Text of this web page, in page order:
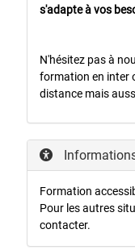
s'adapte à vos
N'hésitez pas à
formation en inter
distance mais
Formation
Pour les autres
contacter.